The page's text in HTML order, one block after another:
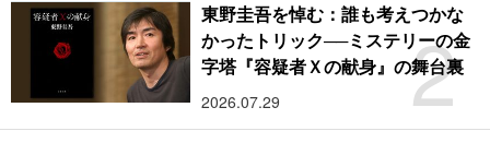
2
東野圭吾を悼む：誰も考えつかな
かったトリック──ミステリーの金
字塔『容疑者Ｘの献身』の舞台裏
2026.07.29